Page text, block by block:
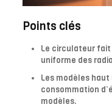
Points clés
Le circulateur fait
uniforme des
Les modèles
consommation
modèles.